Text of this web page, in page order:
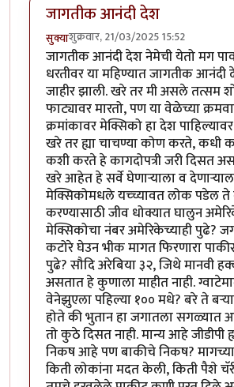
जागतीक आनंदी देश
सुक्याशुक्रवार, 21/03/2025 15:52
जागतीक आनंदी देश नेमेची येतो मग
धरतीवर या महिण्यात जागतीक आनंदी
जाहीर झाली. खरे तर मी असले तत्सम
फाट्यावर मारतो, पण या वेळेच्या
क्रमांकावर मेक्सिको हा देश
खरे तर ह्या चाचण्या कोण करते, कधी
कशी करते हे कागदोपत्री जरी दिसत
खरे आहेत हे सर्वे घेणार्‍याला व
मेक्सिकोमधले यच्च्यावत लोक पडेल
करण्यासाठी जीव धोक्यात घालुन
मेक्सिकोचा नंबर अमेरिकेच्याही पुढे?
कटोरे घेउन भीक मागत फिरणारा
पुढे? सौदि अरेबिया ३२, जिथे मानवी
असतात हे कुणाला माहीत नाही.
वेनेझुएला पहिल्या १०० मधे? बरे ते
होते की भुतान हा जगातला सगळ्यात
तो कुठे दिसत नाही. मान्य आहे जीडीपी
निकष आहे पण बाकीचे निकष?
किती लोकांना मदत केली, किती पैशे